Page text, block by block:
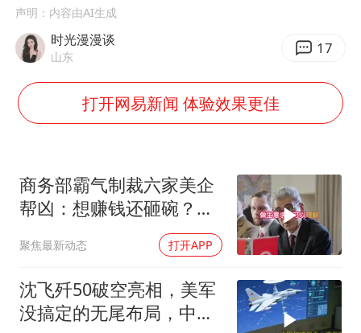
钟睒睒：必须限制电商平台权力
SK海力士回应“或出售重庆工厂”传闻
费大厨不自称“大王”了
武契奇：欧洲已处于大战边缘
女孩每天“拼豆”拼坏眼睛
下党之路
声明：内容由AI生成
时光漫漫谈
山东 17
打开网易新闻 体验效果更佳
商务部霸气制裁六家美企
帮凶：想赚钱还砸碗？没
聚焦最新动态 打开APP
沈飞歼50破空亮相，美军
没搞定的无尾布局，中国